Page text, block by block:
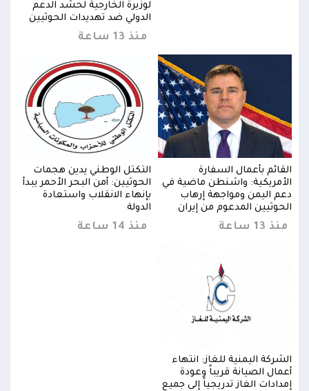
لوزيرة الخارجية لحشد الدعم
الدولي ضد تهديدات الحوثيين
منذ 13 ساعة
القائم بأعمال السفارة
الأمريكية: واشنطن ماضية في
دعم اليمن ومواجهة إرهاب
الحوثيين المدعوم من إيران
منذ 13 ساعة
التكتل الوطني يدين هجمات
الحوثيين: أمن البحر الأحمر يبدأ
بإنهاء الانقلاب واستعادة
الدولة
منذ 14 ساعة
الشركة اليمنية للغاز: انتهاء
أعمال الصيانة قريباً وعودة
إمدادات الغاز تدريجياً إلى جميع